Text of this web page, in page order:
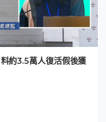
約3.5萬人復活假後獲